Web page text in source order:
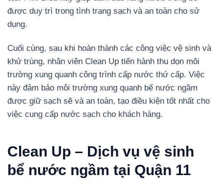
được duy trì trong tình trạng sạch và an toàn cho sử
dụng.
Cuối cùng, sau khi hoàn thành các công việc vệ sinh và
khử trùng, nhân viên Clean Up tiến hành thu dọn môi
trường xung quanh công trình cấp nước thứ cấp. Việc
này đảm bảo môi trường xung quanh bể nước ngầm
được giữ sạch sẽ và an toàn, tạo điều kiện tốt nhất cho
việc cung cấp nước sạch cho khách hàng.
Clean Up – Dịch vụ vệ sinh
bể nước ngầm tại Quận 11